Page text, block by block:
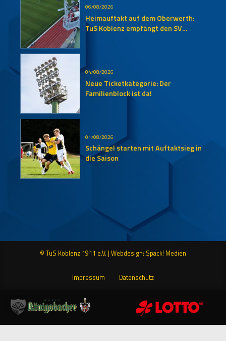
06/08/2026
Heimauftakt auf dem Oberwerth:
TuS Koblenz empfängt den SV
04/08/2026
Neue Ticketkategorie: Der
Familienblock ist da!
01/08/2026
Schängel starten mit Auftaktsieg in
die Saison
© TuS Koblenz 1911 e.V. | Webdesign: Spack! Medien
Impressum Datenschutz